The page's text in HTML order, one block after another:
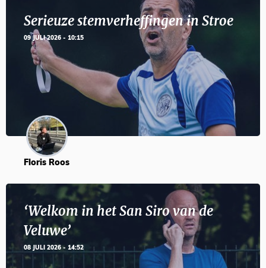
Serieuze stemverheffingen in Stroe
09 JULI 2026 - 10:15
Floris Roos
‘Welkom in het San Siro van de
Veluwe’
08 JULI 2026 - 14:52